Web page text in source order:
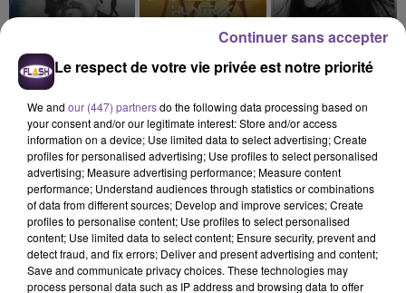
TEDDY SWIMS
Mr Know It All
KPOP DEMON HUNTERS AMBRE
Cet élément est masqué compte-tenu du refus du
dépôt de cookies que vous avez exprimé. Si vous
souhaitez l'afficher, merci de nous donner votre accord
en cliquant sur le bouton ci-dessous.
Le respect de votre vie privée est notre priorité
We and our (447) partnersdo the following data processing based on
your consent and/or our legitimate interest: Store and/or access
information on a device; Use limited data to select advertising; Create
profiles for personalised advertising; Use profiles to select personalised
advertising; Measure advertising performance; Measure content
performance; Understand audiences through statistics or combinations
of data from different sources; Develop and improve services; Create
profiles to personalise content; Use profiles to select personalised
content; Use limited data to select content; Ensure security, prevent and
detect fraud, and fix errors; Deliver and present advertising and content;
Save and communicate privacy choices. These technologies may
process personal data such as IP address and browsing data to offer
Continuer sans accepter